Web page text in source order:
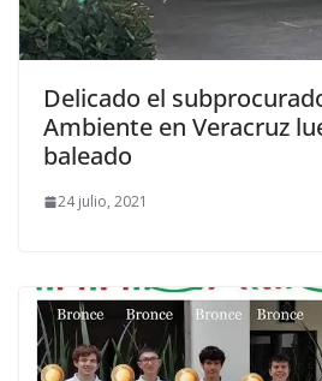
Delicado el
Ambiente en Veracruz
baleado
24 julio, 2021